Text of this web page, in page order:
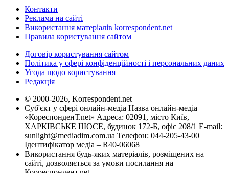
Контакти
Реклама на сайті
Використання матеріалів korrespondent.net
Правила користування сайтом
Договір користування сайтом
Політика у сфері конфіденційності і персональних даних
Угода щодо користування
Редакція
© 2000-2026, Korrespondent.net
Суб'єкт у сфері онлайн-медіа Назва онлайн-медіа –
«КореспонденТ.net» Адреса: 02091, місто Київ,
ХАРКІВСЬКЕ ШОСЕ, будинок 172-Б, офіс 208/1 E-mail:
sunlight@mediadim.com.ua Телефон: 044-205-43-00
Ідентифікатор медіа – R40-06068
Використання будь-яких матеріалів, розміщених на
сайті, дозволяється за умови посилання на